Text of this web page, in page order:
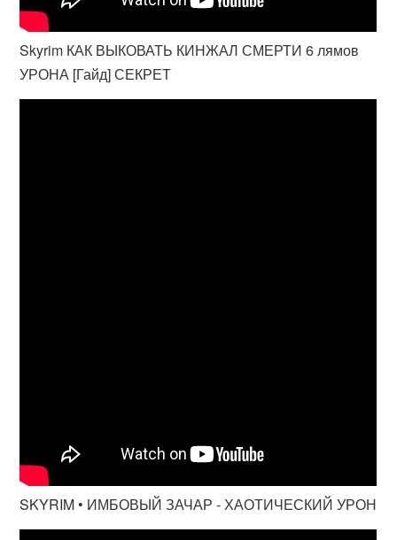
Skyrim КАК ВЫКОВАТЬ КИНЖАЛ СМЕРТИ 6 лямов
УРОНА [Гайд] СЕКРЕТ
SKYRIM • ИМБОВЫЙ ЗАЧАР - ХАОТИЧЕСКИЙ УРОН